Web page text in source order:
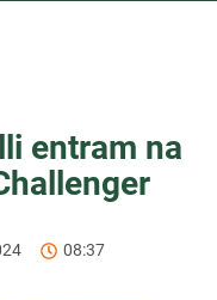
entram na
08:37